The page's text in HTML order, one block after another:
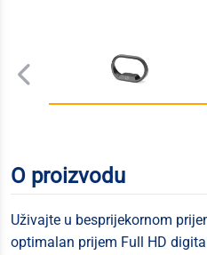
O proizvodu
Uživajte u besprijekornom
optimalan prijem Full HD